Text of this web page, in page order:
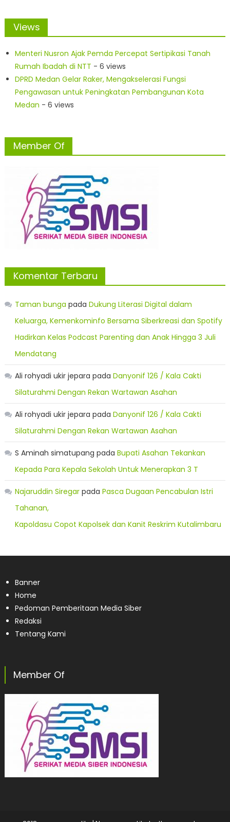
Views
Menteri Nusron Ajak Pemda Percepat Sertipikasi Tanah
Rumah Ibadah di NTT - 6 views
DPRD Medan Gelar Raker, Mengakselerasi Fungsi
Pengawasan untuk Peningkatan Pembangunan Kota
Medan - 6 views
Member Of
Komentar Terbaru
Taman bunga pada Dukung Literasi Digital dalam
Keluarga, Kemenkominfo Bersama Siberkreasi dan Spotify
Hadirkan Kelas Podcast Parenting dan Anak Hingga 3 Juli
Mendatang
Ali rohyadi ukir jepara pada Danyonif 126 / Kala Cakti
Silaturahmi Dengan Rekan Wartawan Asahan
Ali rohyadi ukir jepara pada Danyonif 126 / Kala Cakti
Silaturahmi Dengan Rekan Wartawan Asahan
S Aminah simatupang pada Bupati Asahan Tekankan
Kepada Para Kepala Sekolah Untuk Menerapkan 3 T
Najaruddin Siregarpada Pasca Dugaan Pencabulan Istri
Tahanan,
Kapoldasu Copot Kapolsek dan Kanit Reskrim Kutalimbaru
Banner
Home
Pedoman Pemberitaan Media Siber
Redaksi
Tentang Kami
Member Of